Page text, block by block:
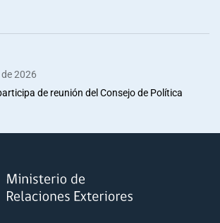
2026
de reunión del Consejo de Política